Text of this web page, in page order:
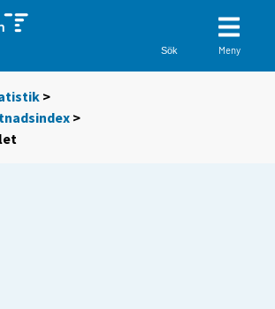
Sök Meny
>
>